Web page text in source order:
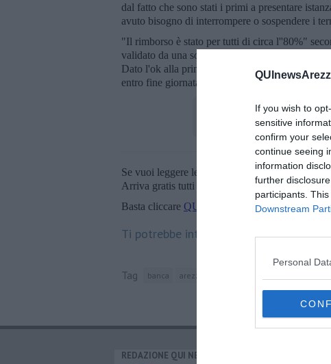
If you wish to
sensitive
confirm your
continue seeing
information
further
participants.
Downstream
Personal
dal fatto che sono stati i primi a presentare
avuto bisogno di interrompere o sospendere i
"Il rimborso è stato per tutti di circa l''80%"
validato da una società esterna al Fitd: "Per fare
Dato l'ok alla prima ventina di bonifici, Paterna
entro fine giornata.
Se vuoi leggere le notizie principali della
Arriva gratis tutti i giorni alle 20:00 direttamente
Basta cliccare QUI
Ti potrebbe interessare anche:
Tag banca arezzo
REDAZIONE QUI NEWS